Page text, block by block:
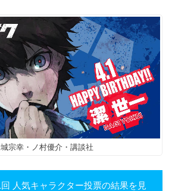
宗幸・ノ村優介・講談社
人気キャラクター投票の結果を見